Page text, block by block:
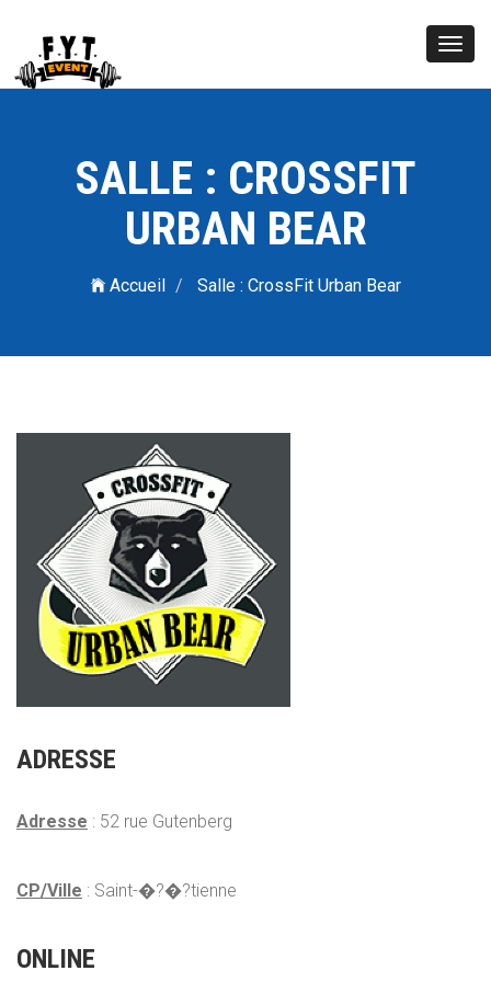
SALLE : CROSSFIT
URBAN BEAR
Accueil Salle : CrossFit Urban Bear
ADRESSE
Adresse : 52 rue Gutenberg
CP/Ville : Saint-�?�?tienne
ONLINE